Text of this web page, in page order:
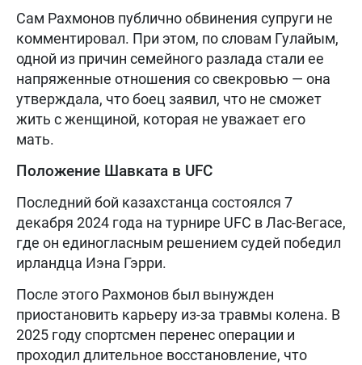
Сам Рахмонов публично обвинения супруги не
комментировал. При этом, по словам Гулайым,
одной из причин семейного разлада стали ее
напряженные отношения со свекровью — она
утверждала, что боец заявил, что не сможет
жить с женщиной, которая не уважает его
мать.
Положение Шавката в UFC
Последний бой казахстанца состоялся 7
декабря 2024 года на турнире UFC в Лас-Вегасе,
где он единогласным решением судей победил
ирландца Иэна Гэрри.
После этого Рахмонов был вынужден
приостановить карьеру из-за травмы колена. В
2025 году спортсмен перенес операции и
проходил длительное восстановление, что